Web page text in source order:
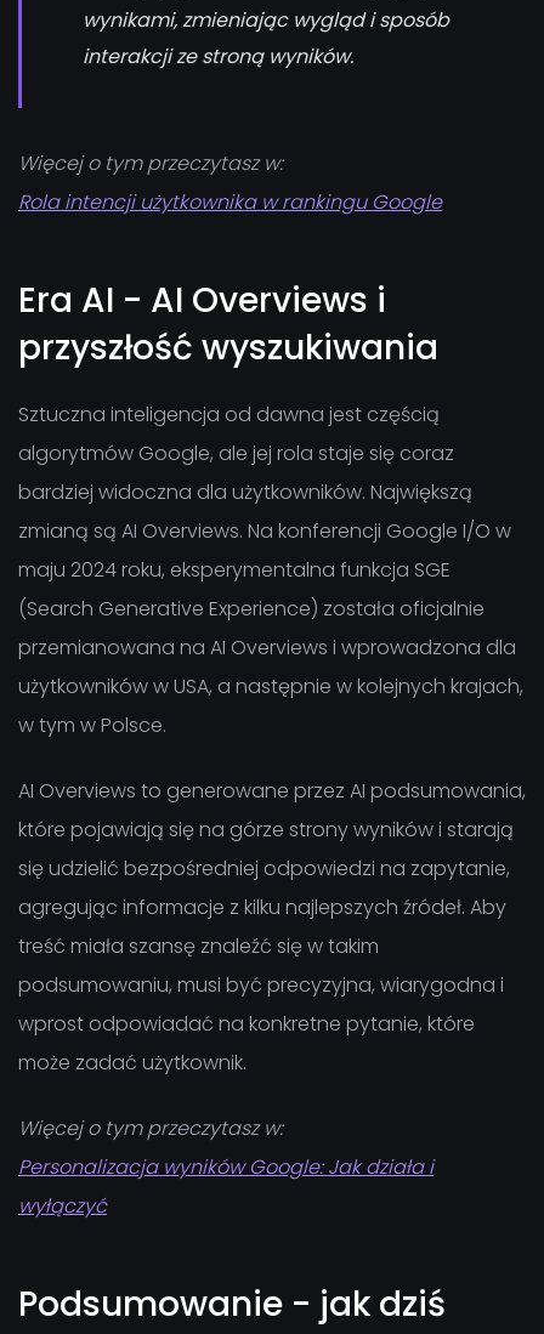
wynikami, zmieniając wygląd i sposób
interakcji ze stroną wyników.
Więcej o tym przeczytasz w:
Rola intencji użytkownika w rankingu Google
Era AI - AI Overviews i
przyszłość wyszukiwania
Sztuczna inteligencja od dawna jest częścią
algorytmów Google, ale jej rola staje się coraz
bardziej widoczna dla użytkowników. Największą
zmianą są AI Overviews. Na konferencji Google I/O w
maju 2024 roku, eksperymentalna funkcja SGE
(Search Generative Experience) została oficjalnie
przemianowana na AI Overviews i wprowadzona dla
użytkowników w USA, a następnie w kolejnych krajach,
w tym w Polsce.
AI Overviews to generowane przez AI podsumowania,
które pojawiają się na górze strony wyników i starają
się udzielić bezpośredniej odpowiedzi na zapytanie,
agregując informacje z kilku najlepszych źródeł. Aby
treść miała szansę znaleźć się w takim
podsumowaniu, musi być precyzyjna, wiarygodna i
wprost odpowiadać na konkretne pytanie, które
może zadać użytkownik.
Więcej o tym przeczytasz w:
Personalizacja wyników Google: Jak działa i
wyłączyć
Podsumowanie - jak dziś